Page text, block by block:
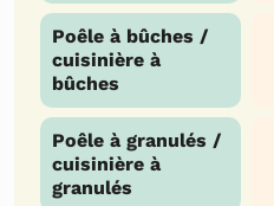
Poêle à bûches /
cuisinière à
bûches
Poêle à granulés /
cuisinière à
granulés